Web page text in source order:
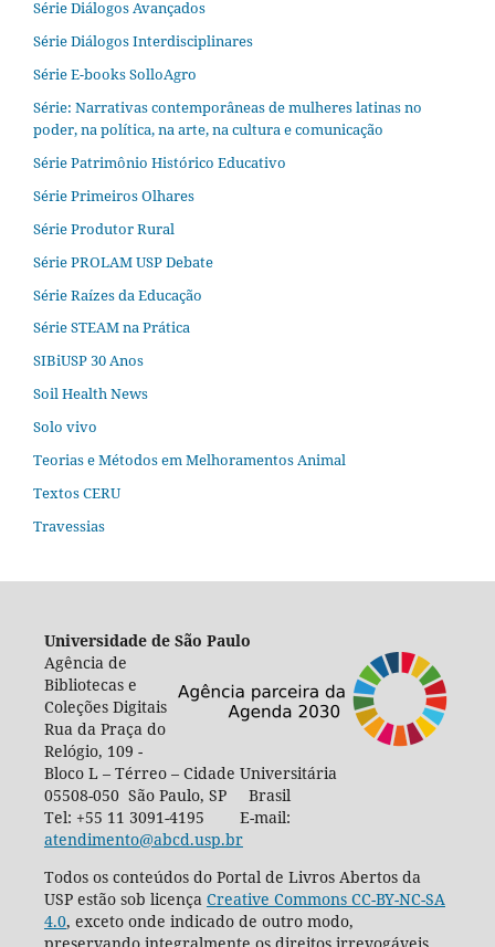
Série Diálogos Avançados
Série Diálogos Interdisciplinares
Série E-books SolloAgro
Série: Narrativas contemporâneas de mulheres latinas no
poder, na política, na arte, na cultura e comunicação
Série Patrimônio Histórico Educativo
Série Primeiros Olhares
Série Produtor Rural
Série PROLAM USP Debate
Série Raízes da Educação
Série STEAM na Prática
SIBiUSP 30 Anos
Soil Health News
Solo vivo
Teorias e Métodos em Melhoramentos Animal
Textos CERU
Travessias
Universidade de São Paulo
Agência de
Bibliotecas e
Coleções Digitais
Rua da Praça do
Relógio, 109 -
Bloco L – Térreo – Cidade Universitária
05508-050 São Paulo, SP Brasil
Tel: +55 11 3091-4195 E-mail:
atendimento@abcd.usp.br
Todos os conteúdos do Portal de Livros Abertos da
USP estão sob licença Creative Commons CC-BY-NC-SA
4.0, exceto onde indicado de outro modo,